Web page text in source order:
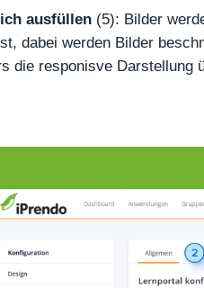
ausfüllen (5): Bilder
dabei werden Bilder
die responisve Darstellung